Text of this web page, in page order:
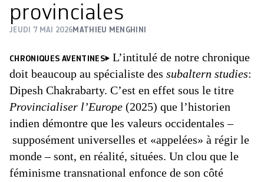
provinciales
JEUDI 7 MAI 2026MATHIEU MENGHINI
CHRONIQUES AVENTINES
L’intitulé de notre chronique
doit beaucoup au spécialiste des subaltern studies:
Dipesh Chakrabarty. C’est en effet sous le titre
Provincialiser l’Europe (2025) que l’historien
indien démontre que les valeurs occidentales –
supposément universelles et «appelées» à régir le
monde – sont, en réalité, situées. Un clou que le
féminisme transnational enfonce de son côté